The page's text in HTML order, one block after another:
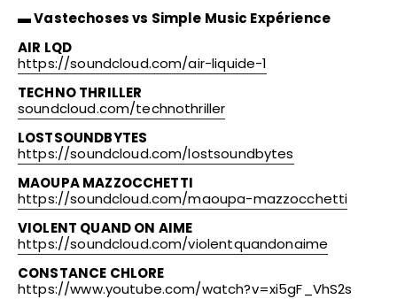
▬ Vastechoses vs Simple Music Expérience
AIR LQD
https://soundcloud.com/air-liquide-1
TECHNO THRILLER
soundcloud.com/technothriller
LOSTSOUNDBYTES
https://soundcloud.com/lostsoundbytes
MAOUPA MAZZOCCHETTI
https://soundcloud.com/maoupa-mazzocchetti
VIOLENT QUAND ON AIME
https://soundcloud.com/violentquandonaime
CONSTANCE CHLORE
https://www.youtube.com/watch?v=xi5gF_VhS2s